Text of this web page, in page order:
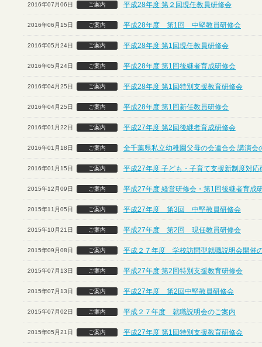
2016年07月06日 ご案内 平成28年度 第２回現任教員研修会
2016年06月15日 ご案内 平成28年度 第1回 中堅教員研修会
2016年05月24日 ご案内 平成28年度 第1回現任教員研修会
2016年05月24日 ご案内 平成28年度 第1回後継者育成研修会
2016年04月25日 ご案内 平成28年度 第1回特別支援教育研修会
2016年04月25日 ご案内 平成28年度 第1回新任教員研修会
2016年01月22日 ご案内 平成27年度 第2回後継者育成研修会
2016年01月18日 ご案内 全千葉県私立幼稚園父母の会連合会 講演会
2016年01月15日 ご案内 平成27年度 子ども・子育て支援新制度対応
2015年12月09日 ご案内 平成27年度 経営研修会・第1回後継者育成
2015年11月05日 ご案内 平成27年度 第3回 中堅教員研修会
2015年10月21日 ご案内 平成27年度 第2回 現任教員研修会
2015年09月08日 ご案内 平成２７年度 学校訪問型就職説明会開催
2015年07月13日 ご案内 平成27年度 第2回特別支援教育研修会
2015年07月13日 ご案内 平成27年度 第2回中堅教員研修会
2015年07月02日 ご案内 平成２７年度 就職説明会のご案内
2015年05月21日 ご案内 平成27年度 第1回特別支援教育研修会